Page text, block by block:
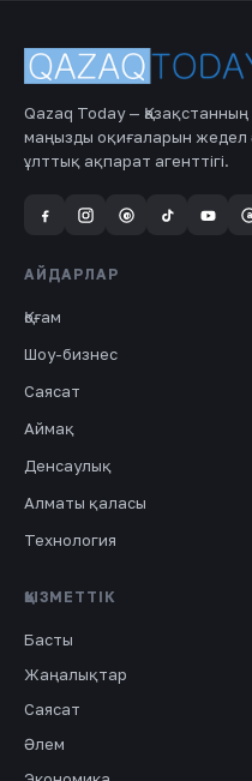
Qazaq Today —
маңызды оқиғаларын жедел
ұлттық ақпарат агенттігі.
@ a
АЙДАРЛАР
Қоғам
Шоу-бизнес
Саясат
Аймақ
Денсаулық
Алматы қаласы
Технология
ҚЫЗМЕТТІК
Басты
Жаңалықтар
Саясат
Әлем